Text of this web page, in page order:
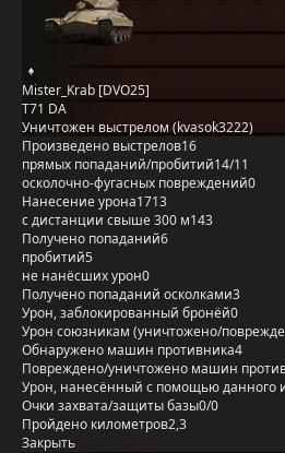
Mister_Krab [DVO25]
T71 DA
Уничтожен выстрелом (kvasok3222)
Произведено выстрелов16
прямых попаданий/пробитий14/11
осколочно-фугасных повреждений0
Нанесение урона1713
с дистанции свыше 300 м143
Получено попаданий6
пробитий5
не нанёсших урон0
Получено попаданий осколками3
Урон, заблокированный бронёй0
Урон союзникам (уничтожено/
Обнаружено машин противника4
Повреждено/уничтожено машин
Урон, нанесённый с помощью данного
Очки захвата/защиты базы0/0
Пройдено километров2,3
Закрыть